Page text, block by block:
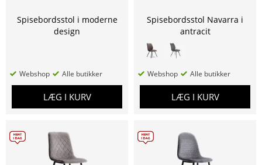
Spisebordsstol i moderne
design
Webshop Alle butikker
LÆG I KURV
Spisebordsstol Navarra i
antracit
Webshop Alle butikker
LÆG I KURV